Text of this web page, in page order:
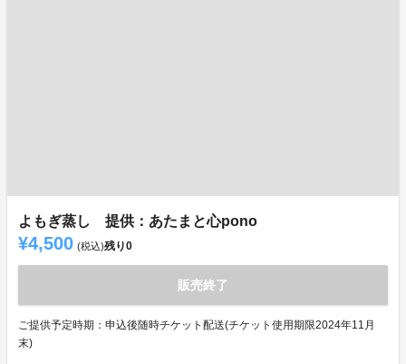
よもぎ蒸し 提供：あたまと心pono
¥4,500 (税込)残り0
販売終了
ご提供予定時期：申込後随時チケット配送(チケット使用期限2024年11月
末)